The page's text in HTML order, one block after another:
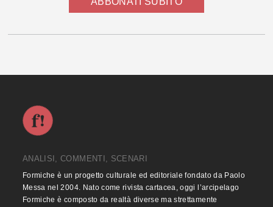
ANALISI, COMMENTI, SCENARI
Formiche è un progetto culturale ed editoriale fondato da Paolo
Messa nel 2004. Nato come rivista cartacea, oggi l’arcipelago
Formiche è composto da realtà diverse ma strettamente